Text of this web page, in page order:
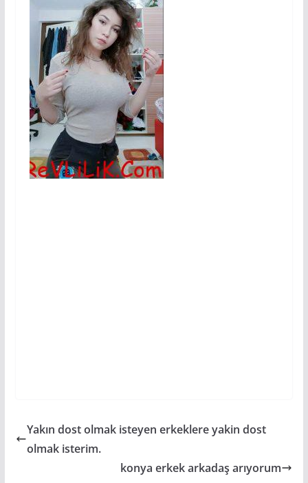
Yakın dost olmak isteyen erkeklere yakin dost
olmak isterim.
konya erkek arkadaş arıyorum